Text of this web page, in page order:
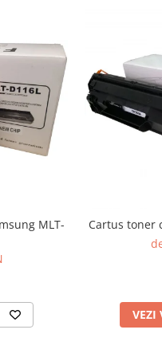
MLT-
Cartus toner
VEZI